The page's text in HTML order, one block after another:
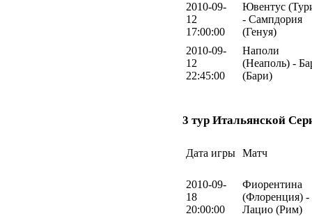
2010-09-
12
17:00:00
Ювентус
- Сампдория
(Генуя)
2010-09-
12
22:45:00
Наполи
(Неаполь) -
(Бари)
3 тур Итальянской
Дата игры Матч
2010-09-
18
20:00:00
Фиорентина
(Флоренция) -
Лацио (Рим)